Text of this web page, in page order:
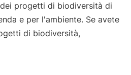
progetti di biodiversità di
e per l'ambiente. Se avete
di biodiversità,